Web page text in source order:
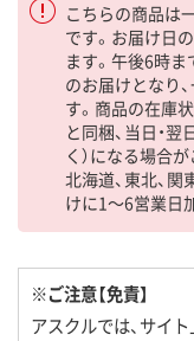
こちらの商品は
です。お届け日
ます。午後6時
のお届けとなり
す。商品の在庫
と同梱、当日・翌
く）になる場合
北海道、東北、
けに1～6営業日
※ご注意【免責】
アスクルでは、サイ